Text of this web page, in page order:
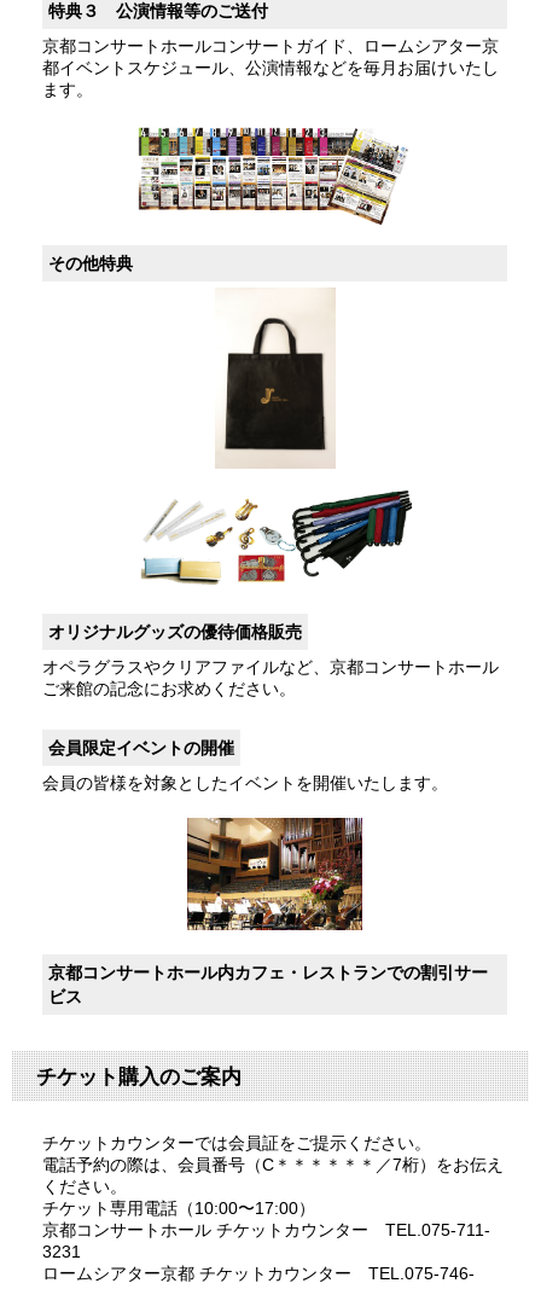
特典３ 公演情報等のご送付
京都コンサートホールコンサートガイド、ロームシアター京
都イベントスケジュール、公演情報などを毎月お届けいたし
ます。
その他特典
オリジナルグッズの優待価格販売
オペラグラスやクリアファイルなど、京都コンサートホール
ご来館の記念にお求めください。
会員限定イベントの開催
会員の皆様を対象としたイベントを開催いたします。
京都コンサートホール内カフェ・レストランでの割引サー
ビス
チケット購入のご案内
チケットカウンターでは会員証をご提示ください。
電話予約の際は、会員番号（C＊＊＊＊＊＊／7桁）をお伝え
ください。
チケット専用電話（10:00〜17:00）
京都コンサートホール チケットカウンター TEL.075-711-
3231
ロームシアター京都 チケットカウンター TEL.075-746-